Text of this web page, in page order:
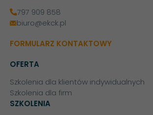
797 909 858
biuro@ekck.pl
FORMULARZ KONTAKTOWY
OFERTA
Szkolenia dla klientów indywidualnych
Szkolenia dla firm
SZKOLENIA